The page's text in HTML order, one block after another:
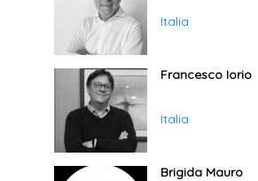
Italia
Francesco Iorio
Italia
Brigida Mauro